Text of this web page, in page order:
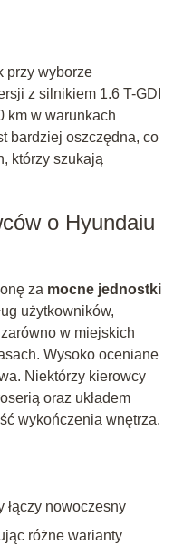
przy wyborze
z silnikiem 1.6 T-GDI
km w warunkach
bardziej oszczędna, co
którzy szukają
o Hyundaiu
za mocne jednostki
użytkowników,
w miejskich
Wysoko oceniane
Niektórzy kierowcy
oraz układem
wykończenia wnętrza.
łączy nowoczesny
różne warianty